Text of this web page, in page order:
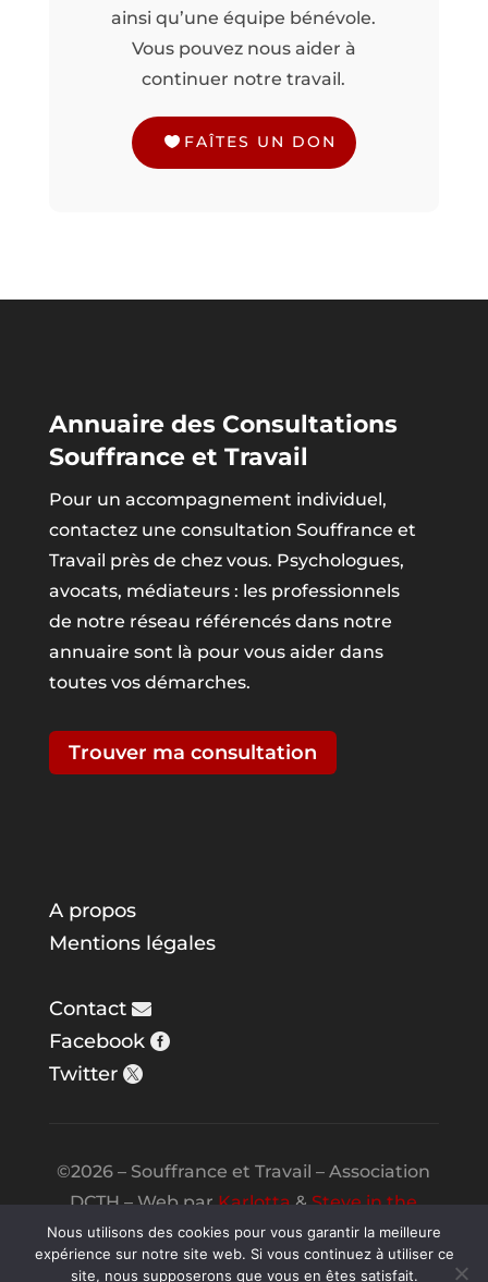
ainsi qu’une équipe bénévole.
Vous pouvez nous aider à
continuer notre travail.
FAÎTES UN DON
Annuaire des Consultations
Souffrance et Travail
Pour un accompagnement individuel,
contactez une consultation Souffrance et
Travail près de chez vous. Psychologues,
avocats, médiateurs : les professionnels
de notre réseau référencés dans notre
annuaire sont là pour vous aider dans
toutes vos démarches.
Trouver ma consultation
A propos
Mentions légales
Contact
Facebook
Twitter
©2026 – Souffrance et Travail – Association
DCTH – Web parKarlotta&Steve in the
Night
Nous utilisons des cookies pour vous garantir la meilleure
expérience sur notre site web. Si vous continuez à utiliser ce
site, nous supposerons que vous en êtes satisfait.